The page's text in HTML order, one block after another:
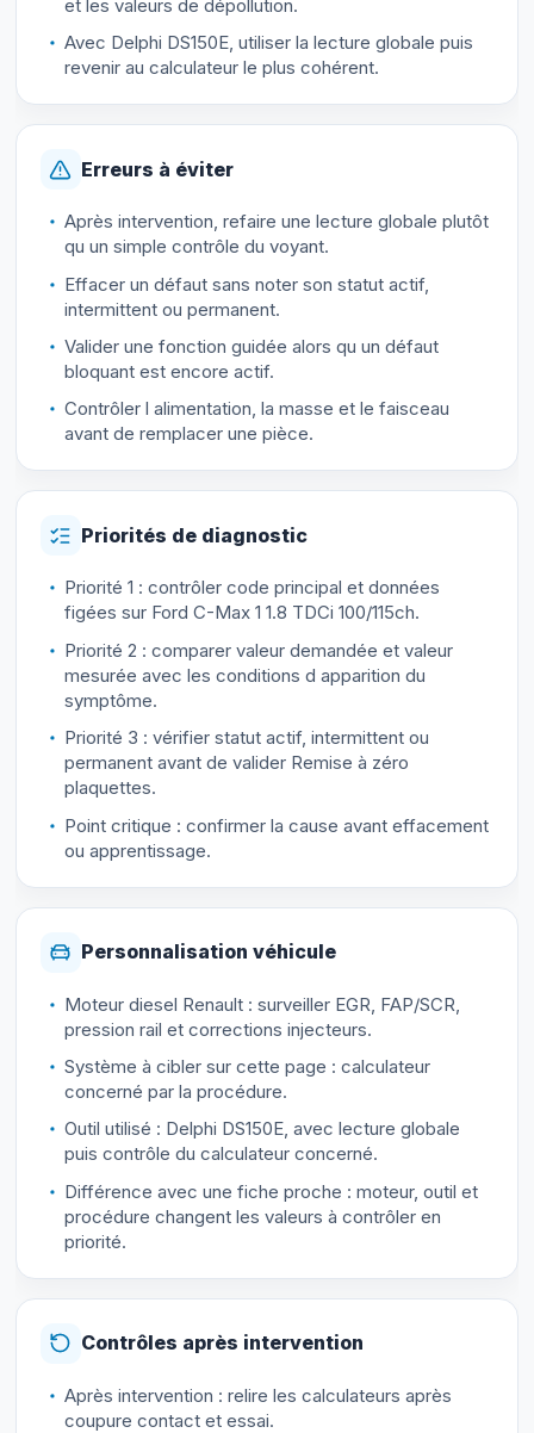
et les valeurs de dépollution.
Avec Delphi DS150E, utiliser la lecture globale puis
revenir au calculateur le plus cohérent.
Erreurs à éviter
Après intervention, refaire une lecture globale plutôt
qu un simple contrôle du voyant.
Effacer un défaut sans noter son statut actif,
intermittent ou permanent.
Valider une fonction guidée alors qu un défaut
bloquant est encore actif.
Contrôler l alimentation, la masse et le faisceau
avant de remplacer une pièce.
Priorités de diagnostic
Priorité 1 : contrôler code principal et données
figées sur Ford C-Max 1 1.8 TDCi 100/115ch.
Priorité 2 : comparer valeur demandée et valeur
mesurée avec les conditions d apparition du
symptôme.
Priorité 3 : vérifier statut actif, intermittent ou
permanent avant de valider Remise à zéro
plaquettes.
Point critique : confirmer la cause avant effacement
ou apprentissage.
Personnalisation véhicule
Moteur diesel Renault : surveiller EGR, FAP/SCR,
pression rail et corrections injecteurs.
Système à cibler sur cette page : calculateur
concerné par la procédure.
Outil utilisé : Delphi DS150E, avec lecture globale
puis contrôle du calculateur concerné.
Différence avec une fiche proche : moteur, outil et
procédure changent les valeurs à contrôler en
priorité.
Contrôles après intervention
Après intervention : relire les calculateurs après
coupure contact et essai.